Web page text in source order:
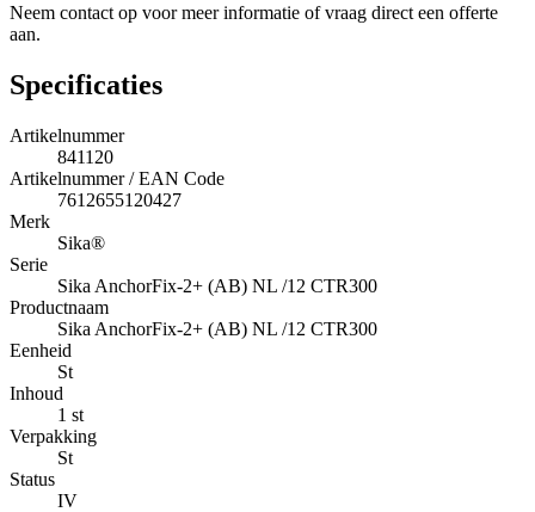
Neem contact op voor meer informatie of vraag direct een offerte
aan.
Specificaties
Artikelnummer
841120
Artikelnummer / EAN Code
7612655120427
Merk
Sika®
Serie
Sika AnchorFix-2+ (AB) NL /12 CTR300
Productnaam
Sika AnchorFix-2+ (AB) NL /12 CTR300
Eenheid
St
Inhoud
1 st
Verpakking
St
Status
IV